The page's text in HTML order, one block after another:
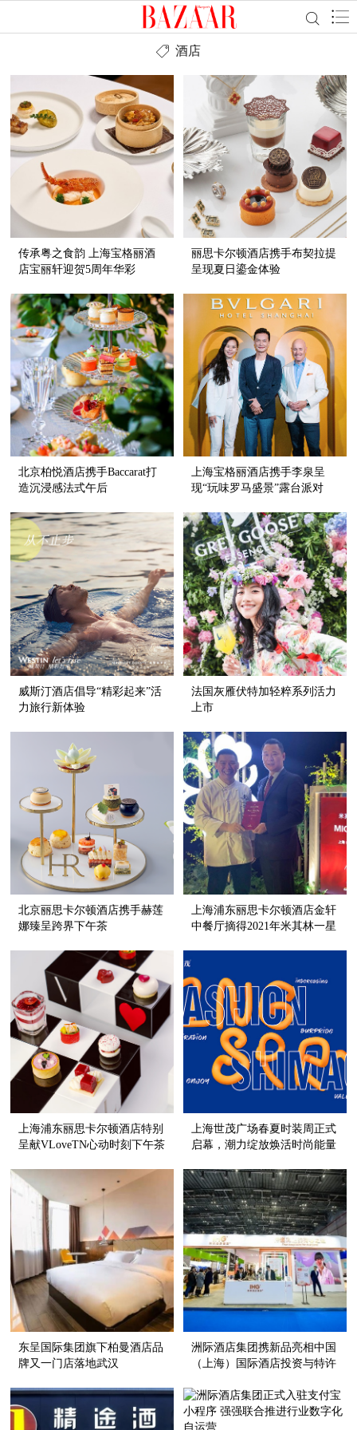
酒店
传承粤之食韵 上海宝格丽酒
店宝丽轩迎贺5周年华彩
丽思卡尔顿酒店携手布契拉提
呈现夏日鎏金体验
北京柏悦酒店携手Baccarat打
造沉浸感法式午后
上海宝格丽酒店携手李泉呈
现“玩味罗马盛景”露台派对
威斯汀酒店倡导“精彩起来”活
力旅行新体验
法国灰雁伏特加轻粹系列活力
上市
北京丽思卡尔顿酒店携手赫莲
娜臻呈跨界下午茶
上海浦东丽思卡尔顿酒店金轩
中餐厅摘得2021年米其林一星
上海浦东丽思卡尔顿酒店特别
呈献VLoveTN心动时刻下午茶
上海世茂广场春夏时装周正式
启幕，潮力绽放焕活时尚能量
东呈国际集团旗下柏曼酒店品
牌又一门店落地武汉
洲际酒店集团携新品亮相中国
（上海）国际酒店投资与特许